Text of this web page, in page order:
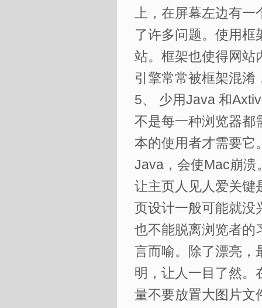
上，在屏幕左边有
了许多问题。使用框
站。框架也使得网站
引擎常常被框架混淆
5、 少用Java 和
不是每一种浏览器都
本的使用者才需要它
Java，会使Mac崩溃
让主页人见人爱关键
页设计一般可能就没
也不能脱离浏览者的
言而喻。除了漂亮，
明，让人一目了然。
量不要放置大图片文